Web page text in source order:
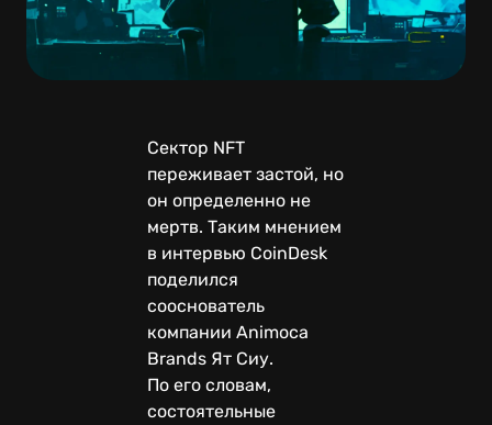
Сектор NFT
переживает застой, но
он определенно не
мертв. Таким мнением
в интервью CoinDesk
поделился
сооснователь
компании Animoca
Brands Ят Сиу.
По его словам,
состоятельные